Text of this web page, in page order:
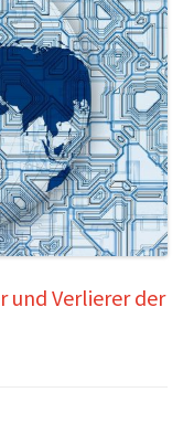
und Verlierer der